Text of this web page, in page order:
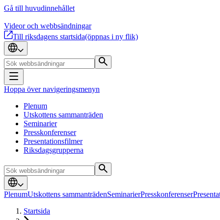
Gå till huvudinnehållet
Videor och webbsändningar
Till riksdagens startsida(öppnas i ny flik)
Hoppa över navigeringsmenyn
Plenum
Utskottens sammanträden
Seminarier
Presskonferenser
Presentationsfilmer
Riksdagsgrupperna
PlenumUtskottens sammanträdenSeminarierPresskonferenser
Startsida